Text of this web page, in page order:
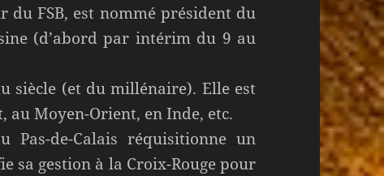
FSB, est nommé président du
(d’abord par intérim du 9 au
siècle (et du millénaire). Elle est
au Moyen-Orient, en Inde, etc.
Pas-de-Calais réquisitionne un
sa gestion à la Croix-Rouge pour